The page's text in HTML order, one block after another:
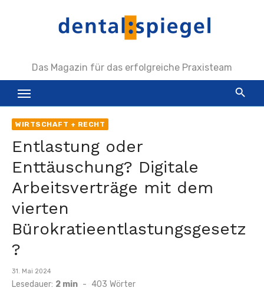
Das Magazin für das erfolgreiche Praxisteam
WIRTSCHAFT + RECHT
Entlastung oder
Enttäuschung? Digitale
Arbeitsverträge mit dem
vierten
Bürokratieentlastungsgesetz
?
Veröffentlicht
am
31. Mai 2024
Lesedauer: 2 min - 403 Wörter